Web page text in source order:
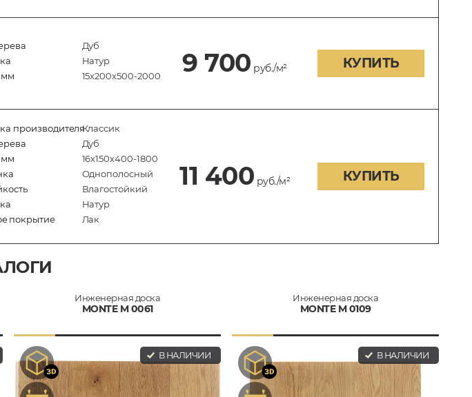
Дуб
Натур
мм
15х200х500-2000 9 700 руб./м² КУПИТЬ
производителяКлассик
Дуб
мм
16х150х400-1800
Однополосный
Влагостойкий
Натур
покрытие
Лак
11 400 руб./м² КУПИТЬ
Инженерная доска
MONTE M 0061
В НАЛИЧИИ
Инженерная доска
MONTE M 0109
В НАЛИЧИИ